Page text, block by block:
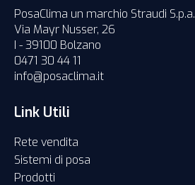
PosaClima un marchio Straudi S.p.a.
Via Mayr Nusser, 26
I - 39100 Bolzano
0471 30 44 11
info@posaclima.it
Link Utili
Rete vendita
Sistemi di posa
Prodotti